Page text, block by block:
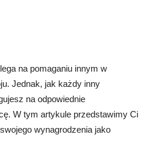
na pomaganiu innym w
Jednak, jak każdy inny
na odpowiednie
W tym artykule przedstawimy Ci
wynagrodzenia jako